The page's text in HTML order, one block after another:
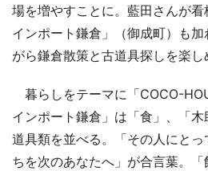
場を増やすことに。藍田さんが
インポート鎌倉」（御成町）も
がら鎌倉散策と古道具探しを楽し
暮らしをテーマに「COCO-
インポート鎌倉」は「食」、「
道具類を並べる。「その人にと
ちを次のあなたへ」が合言葉。